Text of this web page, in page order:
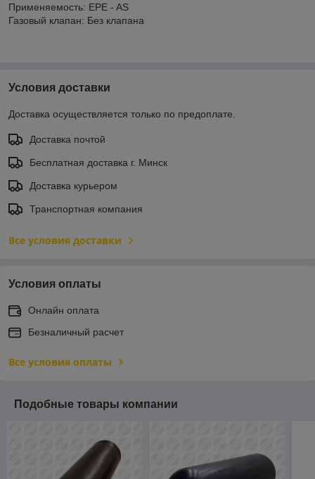
Применяемость: EPE - AS
Газовый клапан: Без клапана
Условия доставки
Доставка осуществляется только по предоплате.
Доставка почтой
Бесплатная доставка г. Минск
Доставка курьером
Транспортная компания
Все условия доставки
Условия оплаты
Онлайн оплата
Безналичный расчет
Все условия оплаты
Подобные товары компании